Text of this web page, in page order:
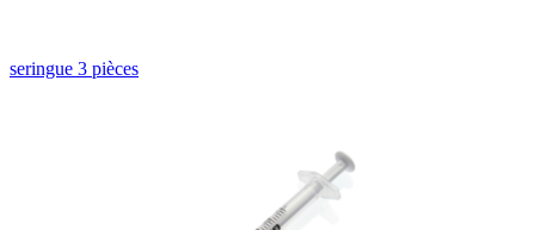
seringue 3 pièces